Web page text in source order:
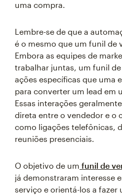
uma compra.
Lembre-se de que a
é o mesmo que um funil de
Embora as equipes de
trabalhar juntas, um funil de
ações específicas que uma
para converter um lead em
Essas interações
direta entre o vendedor e o
como ligações telefônicas,
reuniões presenciais.
O objetivo de um funil de
já demonstraram interesse
serviço e orientá-los a fazer